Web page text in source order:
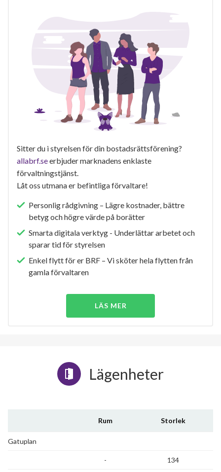
Sitter du i styrelsen för din bostadsrättsförening?
allabrf.seerbjuder marknadens enklaste
förvaltningstjänst.
Låt oss utmana er befintliga förvaltare!
Personlig rådgivning – Lägre kostnader, bättre
betyg och högre värde på borätter
Smarta digitala verktyg - Underlättar arbetet och
sparar tid för styrelsen
Enkel flytt för er BRF – Vi sköter hela flytten från
gamla förvaltaren
LÄS MER
Lägenheter
Rum Storlek
Gatuplan
- 134